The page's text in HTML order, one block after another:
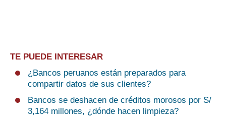
TE PUEDE INTERESAR
¿Bancos peruanos están preparados para
compartir datos de sus clientes?
Bancos se deshacen de créditos morosos por S/
3,164 millones, ¿dónde hacen limpieza?